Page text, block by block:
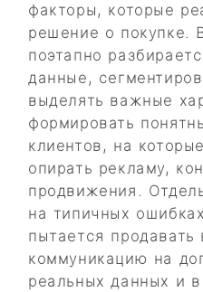
факторы, которые
решение о покупке.
поэтапно
данные,
выделять важные
формировать
клиентов, на
опирать рекламу,
продвижения.
на типичных
пытается продавать
коммуникацию на
реальных данных и в